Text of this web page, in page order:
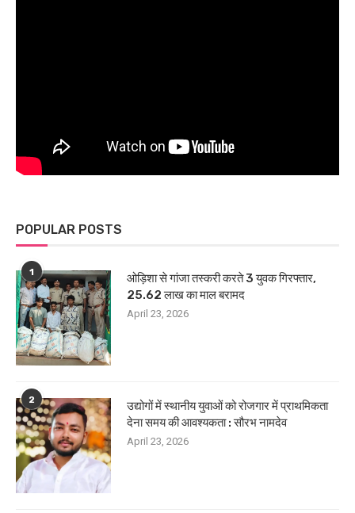
POPULAR POSTS
1
ओड़िशा से गांजा तस्करी करते 3 युवक गिरफ्तार,
25.62 लाख का माल बरामद
April 23, 2026
2
उद्योगों में स्थानीय युवाओं को रोजगार में प्राथमिकता
देना समय की आवश्यकता : सौरभ नामदेव
April 23, 2026